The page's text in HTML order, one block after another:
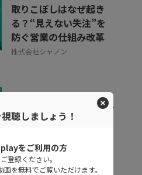
取りこぼしはなぜ起き
る？“見えない失注”を
防ぐ営業の仕組み改革
株式会社シャノン
キャリア迷子を防ぐ！組
織をあげた「リスキリン
株式会社ベネッセコーポレーシ
ョン
聴しましょう！
をご利用の方
登録ください。
を無料でご覧いただけます。